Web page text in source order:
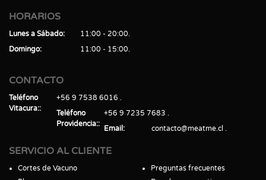
HORARIOS
Lunes a Sábado
11:00 - 20:00
Domingo
11:00 - 15:00
CONTACTO
Teléfono
Vitacura:
+56 9 7538 6016
Teléfono
Providencia:
+56 9 7235 7683
Email
contacto@meatme.cl
SERVICIO AL CLIENTE
Cortes de Vacuno
Preguntas frecuentes